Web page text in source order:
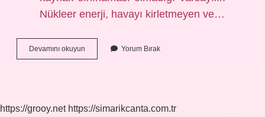
Nükleer enerji, havayı kirletmeyen ve…
Devamını okuyun
Santral
Yorum Bırak
https://grooy.net https://simarikcanta.com.tr